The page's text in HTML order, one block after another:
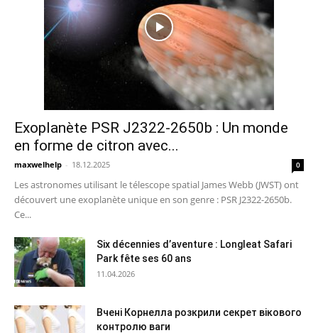
Exoplanète PSR J2322-2650b : Un monde
en forme de citron avec...
maxwelhelp - 18.12.2025 0
Les astronomes utilisant le télescope spatial James Webb (JWST) ont
découvert une exoplanète unique en son genre : PSR J2322-2650b.
Ce...
Six décennies d’aventure : Longleat Safari
Park fête ses 60 ans
11.04.2026
Вчені Корнелла розкрили секрет вікового
контролю ваги